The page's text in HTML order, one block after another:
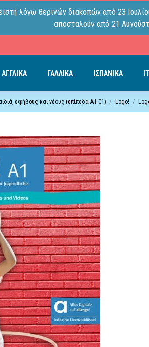
λόγω θερινών διακοπών από 23
αποσταλούν από 21
ΑΓΓΛΙΚΑ ΓΑΛΛΙΚΑ ΙΣΠΑΝΙΚΑ
εφήβους και νέους (επίπεδα A1-C1) Logo!